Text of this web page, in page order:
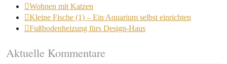
Wohnen mit Katzen
Kleine Fische (1) – Ein Aquarium selbst einrichten
Fußbodenheizung fürs Design-Haus
Aktuelle Kommentare